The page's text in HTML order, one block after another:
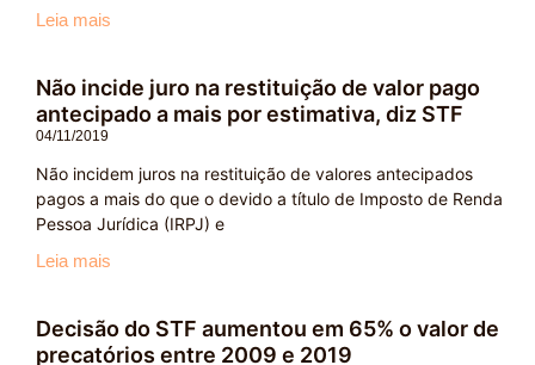
Leia mais
Não incide juro na restituição de valor pago
antecipado a mais por estimativa, diz STF
04/11/2019
Não incidem juros na restituição de valores antecipados
pagos a mais do que o devido a título de Imposto de Renda
Pessoa Jurídica (IRPJ) e
Leia mais
Decisão do STF aumentou em 65% o valor de
precatórios entre 2009 e 2019